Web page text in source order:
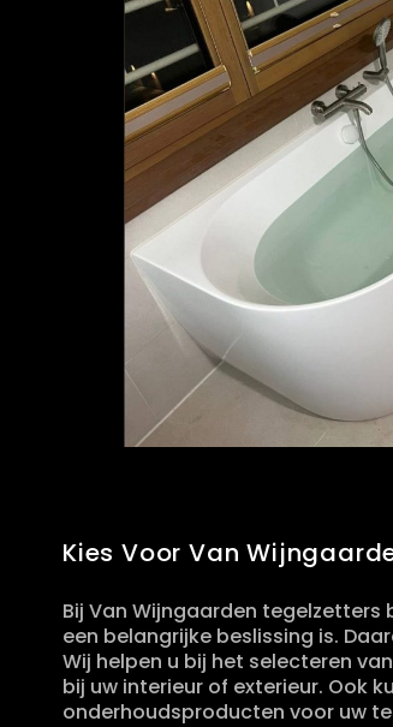
Kies Voor Van
Bij Van Wijngaarden
een belangrijke beslissing is.
Wij helpen u bij het selecteren
bij uw interieur of exterieur. Ook
onderhoudsproducten voor uw